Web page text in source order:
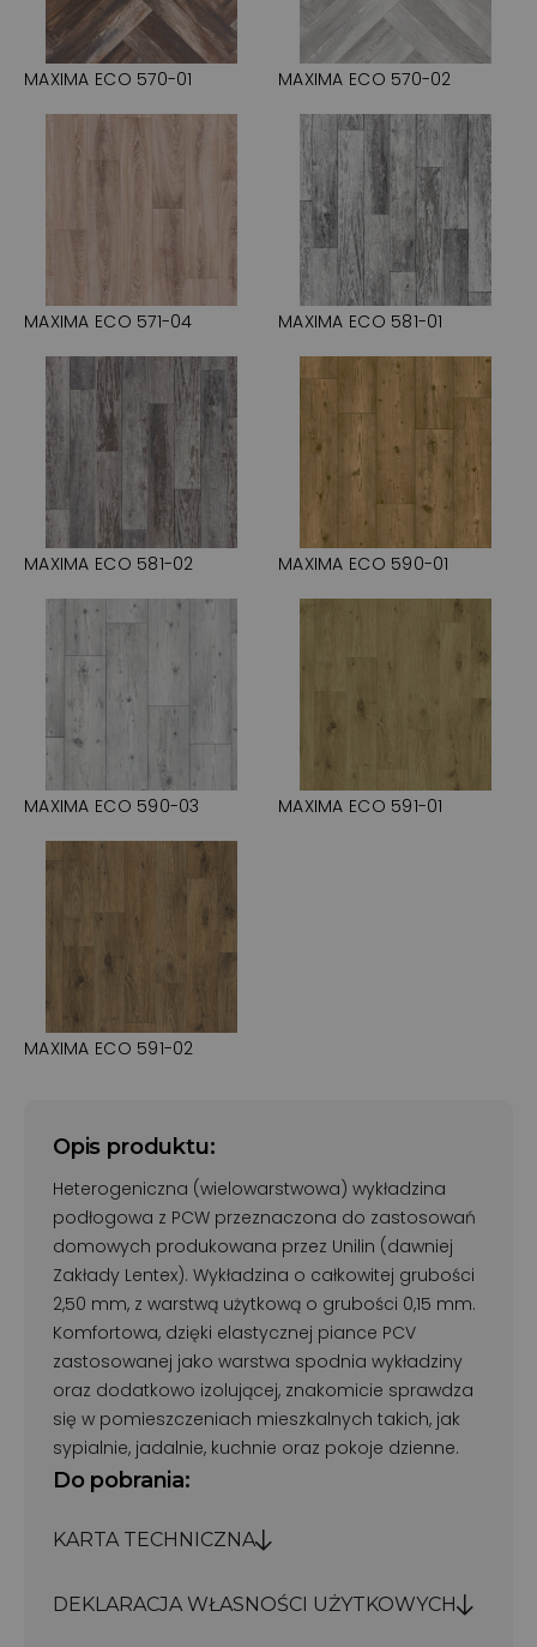
MAXIMA ECO 570-01 MAXIMA ECO 570-02
MAXIMA ECO 571-04 MAXIMA ECO 581-01
MAXIMA ECO 581-02 MAXIMA ECO 590-01
MAXIMA ECO 590-03 MAXIMA ECO 591-01
MAXIMA ECO 591-02
Opis produktu:
Heterogeniczna (wielowarstwowa) wykładzina
podłogowa z PCW przeznaczona do zastosowań
domowych produkowana przez Unilin (dawniej
Zakłady Lentex). Wykładzina o całkowitej grubości
2,50 mm, z warstwą użytkową o grubości 0,15 mm.
Komfortowa, dzięki elastycznej piance PCV
zastosowanej jako warstwa spodnia wykładziny
oraz dodatkowo izolującej, znakomicie sprawdza
się w pomieszczeniach mieszkalnych takich, jak
sypialnie, jadalnie, kuchnie oraz pokoje dzienne.
Do pobrania:
KARTA TECHNICZNA
DEKLARACJA WŁASNOŚCI UŻYTKOWYCH